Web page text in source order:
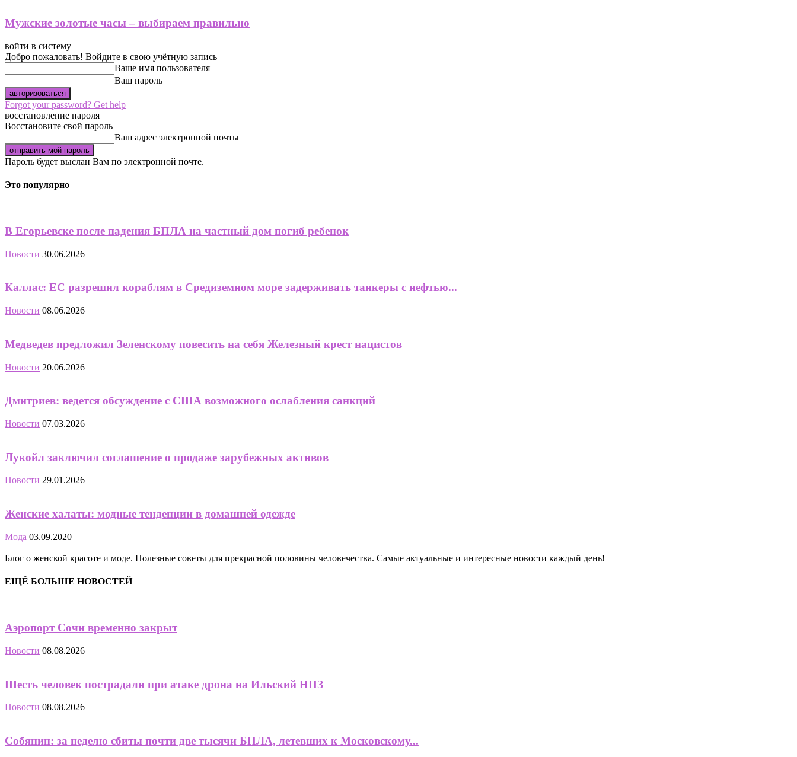
Мужские золотые часы – выбираем правильно
войти в систему
Добро пожаловать! Войдите в свою учётную запись
Ваше имя пользователя
Ваш пароль
Forgot your password? Get help
восстановление пароля
Восстановите свой пароль
Ваш адрес электронной почты
Пароль будет выслан Вам по электронной почте.
Это популярно
В Егорьевске после падения БПЛА на частный дом погиб ребенок
Новости 30.06.2026
Каллас: ЕС разрешил кораблям в Средиземном море задерживать танкеры с нефтью...
Новости 08.06.2026
Медведев предложил Зеленскому повесить на себя Железный крест нацистов
Новости 20.06.2026
Дмитриев: ведется обсуждение с CША возможного ослабления санкций
Новости 07.03.2026
Лукойл заключил соглашение о продаже зарубежных активов
Новости 29.01.2026
Женские халаты: модные тенденции в домашней одежде
Мода 03.09.2020
Блог о женской красоте и моде. Полезные советы для прекрасной половины человечества. Самые актуальные и интересные новости каждый день!
ЕЩЁ БОЛЬШЕ НОВОСТЕЙ
Аэропорт Сочи временно закрыт
Новости 08.08.2026
Шесть человек пострадали при атаке дрона на Ильский НПЗ
Новости 08.08.2026
Собянин: за неделю сбиты почти две тысячи БПЛА, летевших к Московскому...